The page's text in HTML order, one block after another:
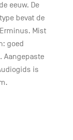
eeuw. De
bevat de
Mist
goed
Aangepaste
is